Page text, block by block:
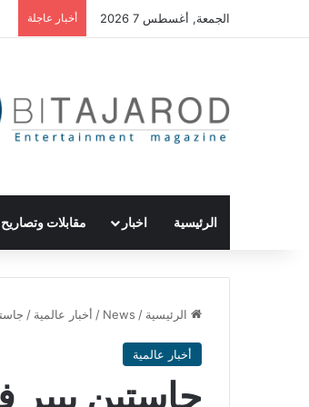
الجمعة, أغسطس 7 2026 أخبار عاجلة
الرئيسية اخبار مقابلات وتصاريح
الرئيسية /
News
/ أخبار عالمية /
أخبار عالمية
جاستين بيبر